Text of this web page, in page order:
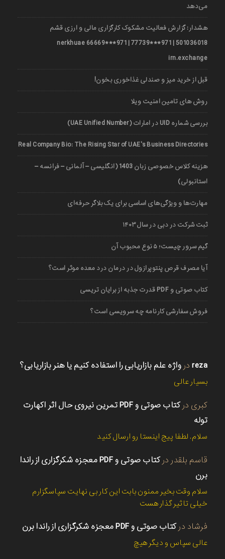
می‌دهد
هشدار: گزارش فعالیت مشکوک کارگزاری مالی و ارزی قشم
501036018 | 971***77739 | 971***66669 nerkhuae
irn.exchange
قبل از خرید میز و صندلی غذاخوری بخون!
روش های تامین امنیت ویلا
بررسی شماره UID در امارات (UAE Unified Number)
Real Company Bio: The Rising Star of UAE’s Business Directories
هزینه کلاس خصوصی زبان 1403 (انگلیسی – آلمانی – فرانسه –
استانبولی)
مهارت‌ها و ویژگی‌های اساسی برای یک بلاگر حرفه‌ای
ثبت شرکت در دبی در سال ۱۴۰۳
گیم سرور چیست؛ ۵ نوع محبوب آن
آیا مصرف قرص پنتوپرازول در درمان درد معده موثر است؟
کتاب صوتی و PDF قدرت جذبه از برایان تریسی
فروش سفارشی کارنامه چه سرویسی است؟
reza در واژه علم بازاریابی را استفاده کنیم یا هنر بازاریابی؟
بسیار عالی
کبری در
کتاب صوتی و PDF تمرین نیروی حال اثر اکهارت
توله
سلام. لطفا پیج اینستا رو ارسال کنید
قاسم بلقدر در
کتاب صوتی و PDF معجزه شکرگزاری از راندا
برن
سلام وقت بخیر ممنون بابت این کار بی نهایت سپاسگزارم
خیلی تاثیر گذار هست
فرشاد درکتاب صوتی و PDF معجزه شکرگزاری از راندا برن
عالی سپاس و دیگر هیچ